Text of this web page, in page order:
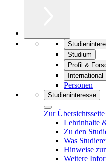
Studium
Profil &
International
Personen
Studieninteresse
Zur Übersichtsseite
Lehrinhalte
Zu den
Was
Hinweise
Weitere